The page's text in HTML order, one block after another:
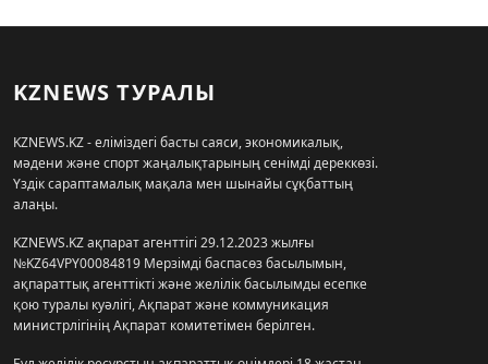
KZNEWS ТУРАЛЫ
KZNEWS.KZ - еліміздегі басты саяси, экономикалық,
мәдени және спорт жаңалықтарының сенімді дереккөзі.
Үздік сараптамалық мақала мен шынайы сұқбаттың
алаңы.
KZNEWS.KZ ақпарат агенттігі 29.12.2023 жылғы
№KZ64VPY00084819 Мерзімді баспасөз басылымын,
ақпараттық агенттікті және желілік басылымды есепке
қою туралы куәлігі, Ақпарат және коммуникация
министрлігінің Ақпарат комитетімен берілген.